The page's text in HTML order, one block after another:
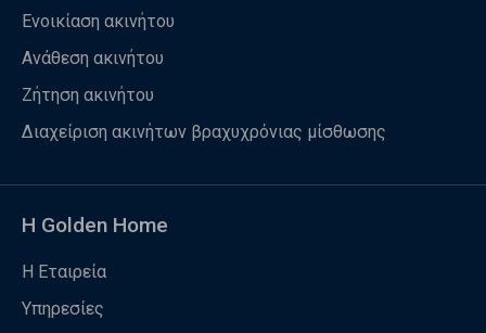
Ενοικίαση ακινήτου
Ανάθεση ακινήτου
Ζήτηση ακινήτου
Διαχείριση ακινήτων βραχυχρόνιας μίσθωσης
Η Golden Home
Η Εταιρεία
Υπηρεσίες